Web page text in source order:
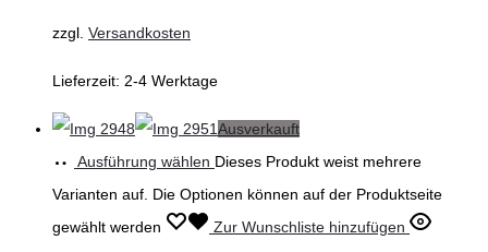
zzgl. Versandkosten
Lieferzeit: 2-4 Werktage
Ausverkauft
Ausführung wählen Dieses Produkt weist mehrere
Varianten auf. Die Optionen können auf der Produktseite
gewählt werden
Zur Wunschliste hinzufügen